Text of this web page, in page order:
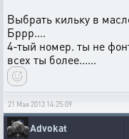
Выбрать кильку в
Бррр....
4-тый номер. ты не
всех ты более......
21 Мая 2013 14:25:09
Advokat